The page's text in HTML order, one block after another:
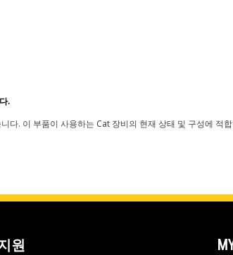
.
다. 이 부품이 사용하는 Cat 장비의 현재 상태 및 구성에 적
원